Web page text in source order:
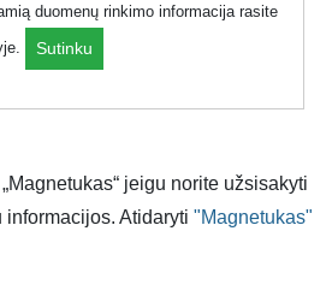
planą
jeigu norite užsisakyti
Atidaryti "Magnetukas"
duomenų rinkimo informacija rasite
Sutinku